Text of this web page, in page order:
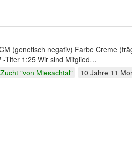
Genotyp aa Bb CC dd FIV / FeLV negativ FIP -Titer 1:25 Wir sind Mitglied…
Zucht "von Miesachtal" 10 Jahre 11